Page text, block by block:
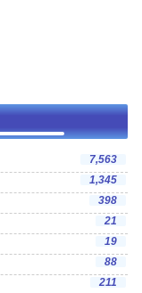
7,563
1,345
398
21
19
88
211